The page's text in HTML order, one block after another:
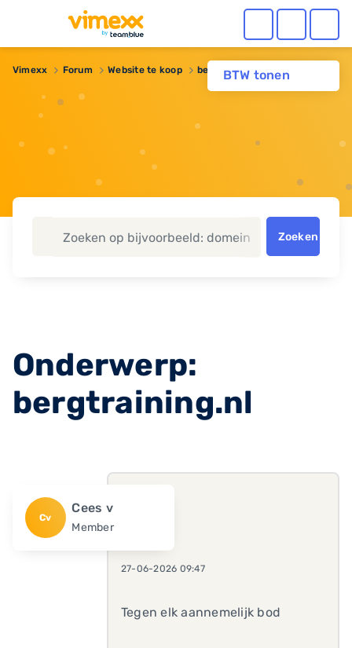
BTW tonen
Vimexx Forum Website te koop bergtraining.nl
Zoeken
Onderwerp:
bergtraining.nl
Cv
Cees v
Member
27-06-2026 09:47
Tegen elk aannemelijk bod